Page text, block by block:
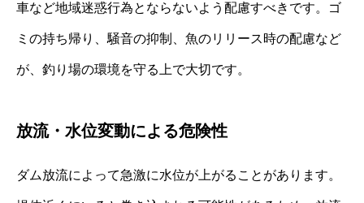
車など地域迷惑行為とならないよう配慮すべきです。ゴ
ミの持ち帰り、騒音の抑制、魚のリリース時の配慮など
が、釣り場の環境を守る上で大切です。
放流・水位変動による危険性
ダム放流によって急激に水位が上がることがあります。